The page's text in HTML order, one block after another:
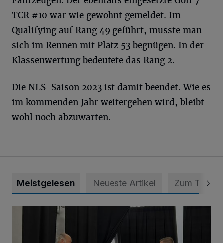
TCR #10 war wie gewohnt gemeldet. Im
Qualifying auf Rang 49 geführt, musste man
sich im Rennen mit Platz 53 begnügen. In der
Klassenwertung bedeutete das Rang 2.
Die NLS-Saison 2023 ist damit beendet. Wie es
im kommenden Jahr weitergehen wird, bleibt
wohl noch abzuwarten.
Meistgelesen Neueste Artikel Zum Thema
„Der Bedarf ist weiterhin hoch“